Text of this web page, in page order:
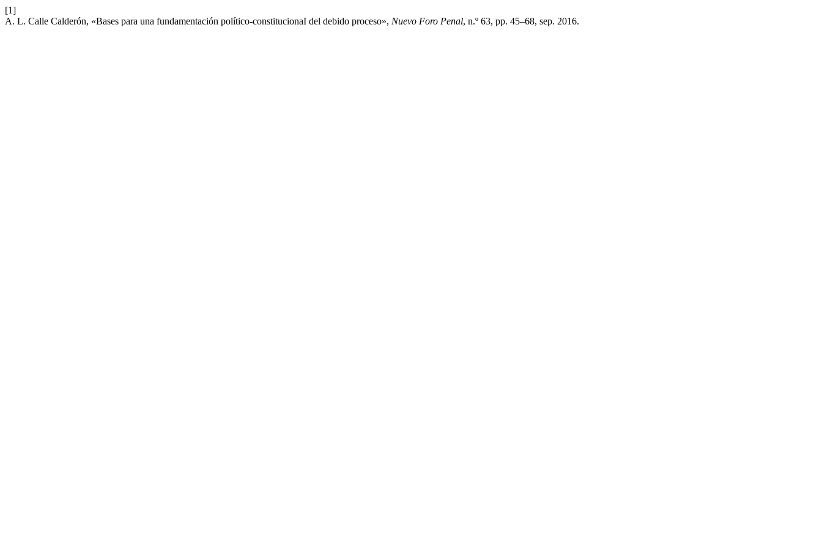
[1]
A. L. Calle Calderón, «Bases para una fundamentación político-constitucionaI del debido proceso», Nuevo Foro Penal, n.º 63, pp. 45–68, sep. 2016.